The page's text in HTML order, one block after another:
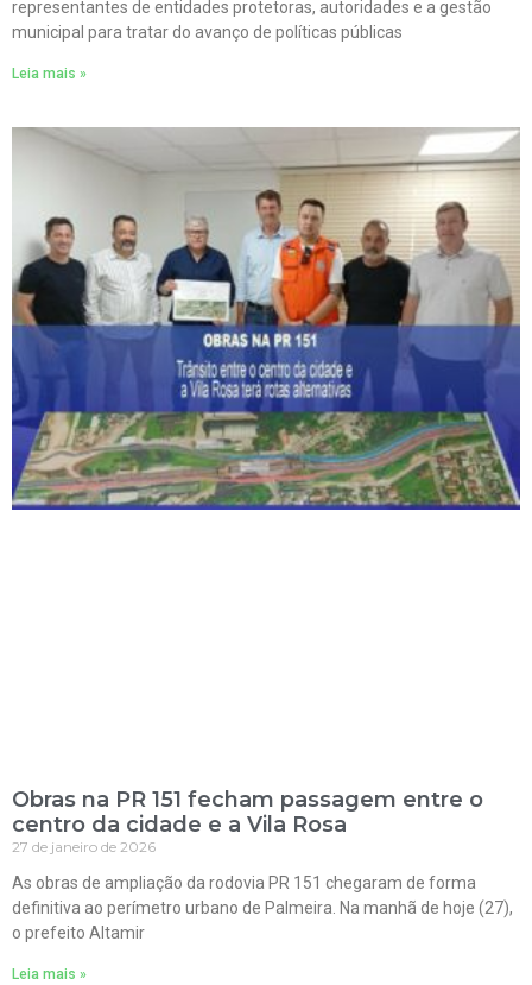
representantes de entidades protetoras, autoridades e a gestão
municipal para tratar do avanço de políticas públicas
Leia mais »
Obras na PR 151 fecham passagem entre o
centro da cidade e a Vila Rosa
27 de janeiro de 2026
As obras de ampliação da rodovia PR 151 chegaram de forma
definitiva ao perímetro urbano de Palmeira. Na manhã de hoje (27),
o prefeito Altamir
Leia mais »